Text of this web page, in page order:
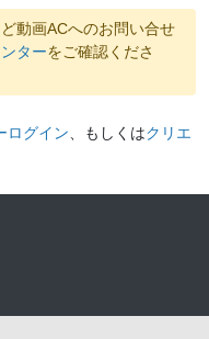
動画ACへのお問い合せ
ターをご確認くださ
ログイン 、もしくはクリエ